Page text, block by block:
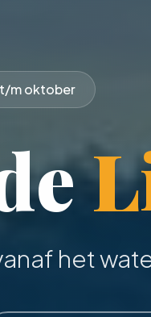
m oktober
het